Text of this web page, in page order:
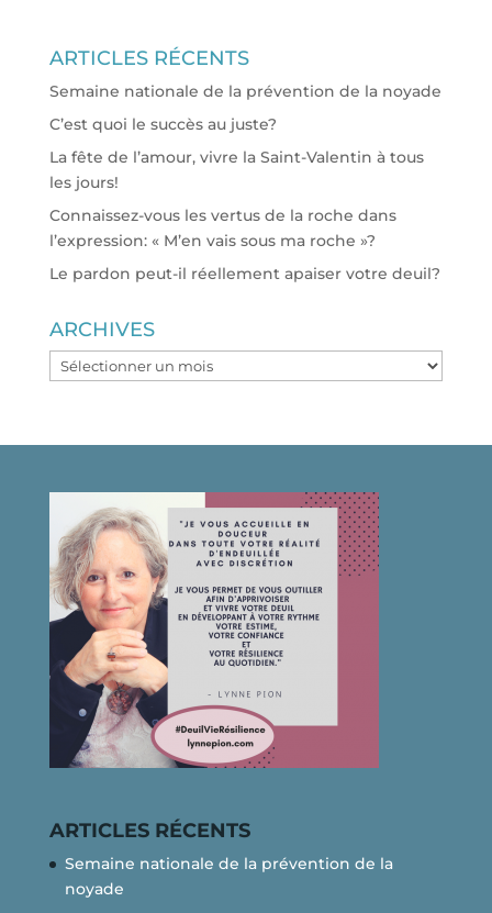
ARTICLES RÉCENTS
Semaine nationale de la prévention de la noyade
C’est quoi le succès au juste?
La fête de l’amour, vivre la Saint-Valentin à tous
les jours!
Connaissez-vous les vertus de la roche dans
l’expression: « M’en vais sous ma roche »?
Le pardon peut-il réellement apaiser votre deuil?
ARCHIVES
ARCHIVES
ARTICLES RÉCENTS
Semaine nationale de la prévention de la
noyade